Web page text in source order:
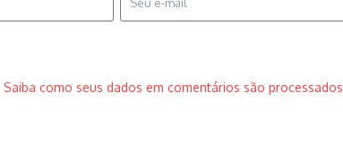
Saiba como seus dados em comentários são processados